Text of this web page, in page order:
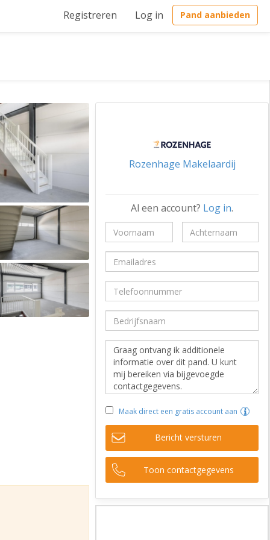
Registreren Log in Pand aanbieden
Rozenhage Makelaardij
Al een account? Log in.
Maak direct een gratis account aan
Bericht versturen
Toon contactgegevens